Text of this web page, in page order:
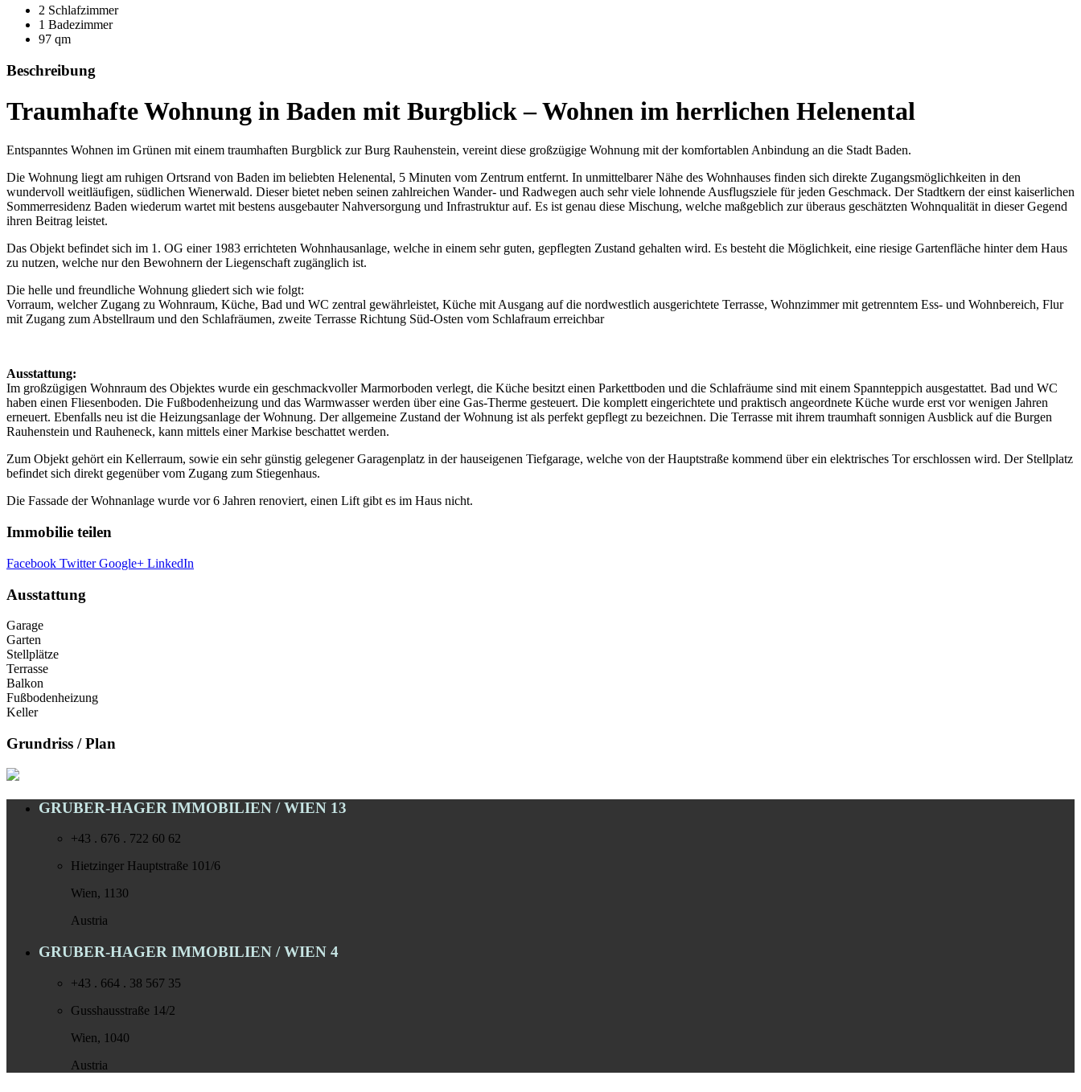
2 Schlafzimmer
1 Badezimmer
97 qm
Beschreibung
Traumhafte Wohnung in Baden mit Burgblick – Wohnen im herrlichen Helenental
Entspanntes Wohnen im Grünen mit einem traumhaften Burgblick zur Burg Rauhenstein, vereint diese großzügige Wohnung mit der komfortablen Anbindung an die Stadt Baden.
Die Wohnung liegt am ruhigen Ortsrand von Baden im beliebten Helenental, 5 Minuten vom Zentrum entfernt. In unmittelbarer Nähe des Wohnhauses finden sich direkte Zugangsmöglichkeiten in den
wundervoll weitläufigen, südlichen Wienerwald. Dieser bietet neben seinen zahlreichen Wander- und Radwegen auch sehr viele lohnende Ausflugsziele für jeden Geschmack. Der Stadtkern der einst kaiserlichen
Sommerresidenz Baden wiederum wartet mit bestens ausgebauter Nahversorgung und Infrastruktur auf. Es ist genau diese Mischung, welche maßgeblich zur überaus geschätzten Wohnqualität in dieser Gegend
ihren Beitrag leistet.
Das Objekt befindet sich im 1. OG einer 1983 errichteten Wohnhausanlage, welche in einem sehr guten, gepflegten Zustand gehalten wird. Es besteht die Möglichkeit, eine riesige Gartenfläche hinter dem Haus
zu nutzen, welche nur den Bewohnern der Liegenschaft zugänglich ist.
Die helle und freundliche Wohnung gliedert sich wie folgt:
Vorraum, welcher Zugang zu Wohnraum, Küche, Bad und WC zentral gewährleistet, Küche mit Ausgang auf die nordwestlich ausgerichtete Terrasse, Wohnzimmer mit getrenntem Ess- und Wohnbereich, Flur
mit Zugang zum Abstellraum und den Schlafräumen, zweite Terrasse Richtung Süd-Osten vom Schlafraum erreichbar
Ausstattung:
Im großzügigen Wohnraum des Objektes wurde ein geschmackvoller Marmorboden verlegt, die Küche besitzt einen Parkettboden und die Schlafräume sind mit einem Spannteppich ausgestattet. Bad und WC
haben einen Fliesenboden. Die Fußbodenheizung und das Warmwasser werden über eine Gas-Therme gesteuert. Die komplett eingerichtete und praktisch angeordnete Küche wurde erst vor wenigen Jahren
erneuert. Ebenfalls neu ist die Heizungsanlage der Wohnung. Der allgemeine Zustand der Wohnung ist als perfekt gepflegt zu bezeichnen. Die Terrasse mit ihrem traumhaft sonnigen Ausblick auf die Burgen
Rauhenstein und Rauheneck, kann mittels einer Markise beschattet werden.
Zum Objekt gehört ein Kellerraum, sowie ein sehr günstig gelegener Garagenplatz in der hauseigenen Tiefgarage, welche von der Hauptstraße kommend über ein elektrisches Tor erschlossen wird. Der Stellplatz
befindet sich direkt gegenüber vom Zugang zum Stiegenhaus.
Die Fassade der Wohnanlage wurde vor 6 Jahren renoviert, einen Lift gibt es im Haus nicht.
Immobilie teilen
Facebook TwitterGoogle+ LinkedIn
Ausstattung
Garage
Garten
Stellplätze
Terrasse
Balkon
Fußbodenheizung
Keller
Grundriss / Plan
GRUBER-HAGER IMMOBILIEN / WIEN 13
+43 . 676 . 722 60 62
Hietzinger Hauptstraße 101/6
Wien, 1130
Austria
GRUBER-HAGER IMMOBILIEN / WIEN 4
+43 . 664 . 38 567 35
Gusshausstraße 14/2
Wien, 1040
Austria